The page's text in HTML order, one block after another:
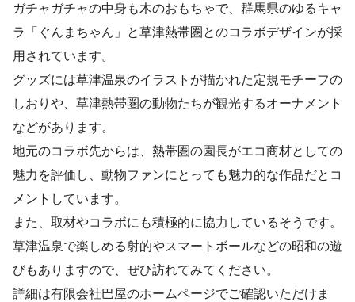
ガチャガチャの中身も木のおもちゃで、群馬県のゆるキャ
ラ「ぐんまちゃん」と草津熱帯圏とのコラボデザインが採
用されています。
グッズには草津温泉のイラストが描かれた定規モチーフの
しおりや、草津熱帯圏の動物たちが観光するオーナメント
などがあります。
地元のコラボ先からは、熱帯圏の園長がエコ商材としての
魅力を評価し、動物ファンにとっても魅力的な作品だとコ
メントしています。
また、取材やコラボにも積極的に協力しているそうです。
草津温泉で楽しめる射的やスマートボールなどの昭和の遊
びもありますので、ぜひ訪れてみてください。
詳細は有限会社巴屋のホームページでご確認いただけま